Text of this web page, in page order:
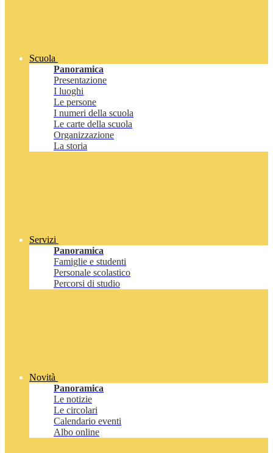
Scuola
Panoramica
Presentazione
I luoghi
Le persone
I numeri della scuola
Le carte della scuola
Organizzazione
La storia
Servizi
Panoramica
Famiglie e studenti
Personale scolastico
Percorsi di studio
Novità
Panoramica
Le notizie
Le circolari
Calendario eventi
Albo online